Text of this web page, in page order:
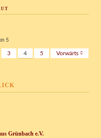
5
3 4 5 Vorwärts
Grünbach e.V.